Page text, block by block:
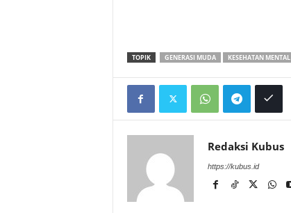
TOPIK GENERASI MUDA KESEHATAN MENTAL
Redaksi Kubus
https://kubus.id